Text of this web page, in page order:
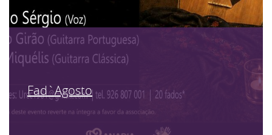
Fad`Agosto